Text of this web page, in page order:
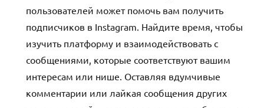
пользователей может помочь вам получить
подписчиков в Instagram. Найдите время, чтобы
изучить платформу и взаимодействовать с
сообщениями, которые соответствуют вашим
интересам или нише. Оставляя вдумчивые
комментарии или лайкая сообщения других